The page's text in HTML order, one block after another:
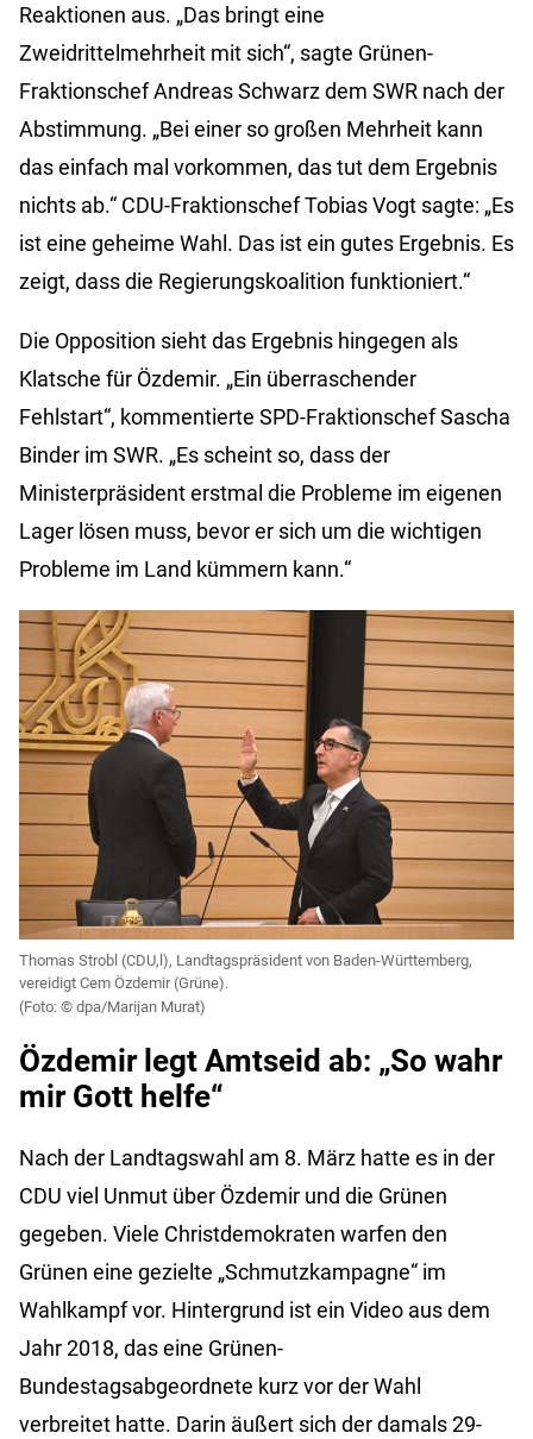
Reaktionen aus. „Das bringt eine
Zweidrittelmehrheit mit sich“, sagte Grünen-
Fraktionschef Andreas Schwarz dem SWR nach der
Abstimmung. „Bei einer so großen Mehrheit kann
das einfach mal vorkommen, das tut dem Ergebnis
nichts ab.“ CDU-Fraktionschef Tobias Vogt sagte: „Es
ist eine geheime Wahl. Das ist ein gutes Ergebnis. Es
zeigt, dass die Regierungskoalition funktioniert.“
Die Opposition sieht das Ergebnis hingegen als
Klatsche für Özdemir. „Ein überraschender
Fehlstart“, kommentierte SPD-Fraktionschef Sascha
Binder im SWR. „Es scheint so, dass der
Ministerpräsident erstmal die Probleme im eigenen
Lager lösen muss, bevor er sich um die wichtigen
Probleme im Land kümmern kann.“
Thomas Strobl (CDU,l), Landtagspräsident von Baden-Württemberg,
vereidigt Cem Özdemir (Grüne).
dpa/Marijan Murat)
Özdemir legt Amtseid ab: „So wahr
mir Gott helfe“
Nach der Landtagswahl am 8. März hatte es in der
CDU viel Unmut über Özdemir und die Grünen
gegeben. Viele Christdemokraten warfen den
Grünen eine gezielte „Schmutzkampagne“ im
Wahlkampf vor. Hintergrund ist ein Video aus dem
Jahr 2018, das eine Grünen-
Bundestagsabgeordnete kurz vor der Wahl
verbreitet hatte. Darin äußert sich der damals 29-